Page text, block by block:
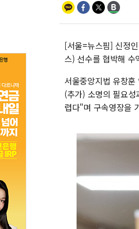
[서울=뉴스핌] 신정
스) 선수를 협박해
서울중앙지법 유창
(추가) 소명의 필요
렵다"며 구속영장을